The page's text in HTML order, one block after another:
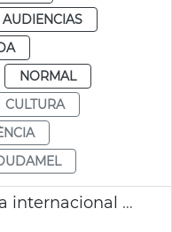
NORMAL
CULTURA
València, sede de la gira internacional del Festival de Bayreuth